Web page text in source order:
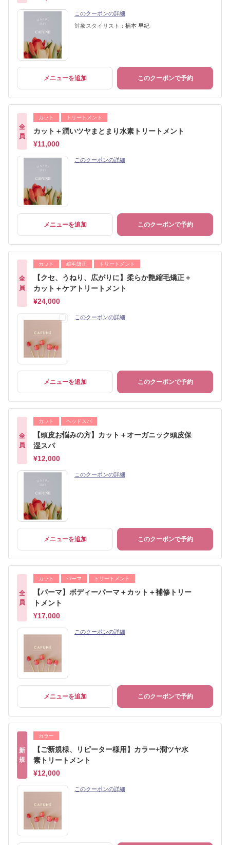
このクーポンの詳細
対象スタイリスト： 楠本 早紀
メニューを追加 このクーポンで予約
全
員
カット トリートメント
カット＋潤いツヤまとまり水素トリートメント
¥11,000
このクーポンの詳細
メニューを追加 このクーポンで予約
全
員
カット 縮毛矯正 トリートメント
【クセ、うねり、広がりに】柔らか艶縮毛矯正＋
カット＋ケアトリートメント
¥24,000
このクーポンの詳細
メニューを追加 このクーポンで予約
全
員
カット ヘッドスパ
【頭皮お悩みの方】カット＋オーガニック頭皮保
湿スパ
¥12,000
このクーポンの詳細
メニューを追加 このクーポンで予約
全
員
カット パーマ トリートメント
【パーマ】ボディーパーマ＋カット＋補修トリー
トメント
¥17,000
このクーポンの詳細
メニューを追加 このクーポンで予約
新
規
カラー
【ご新規様、リピーター様用】カラー+潤ツヤ水
素トリートメント
¥12,000
このクーポンの詳細